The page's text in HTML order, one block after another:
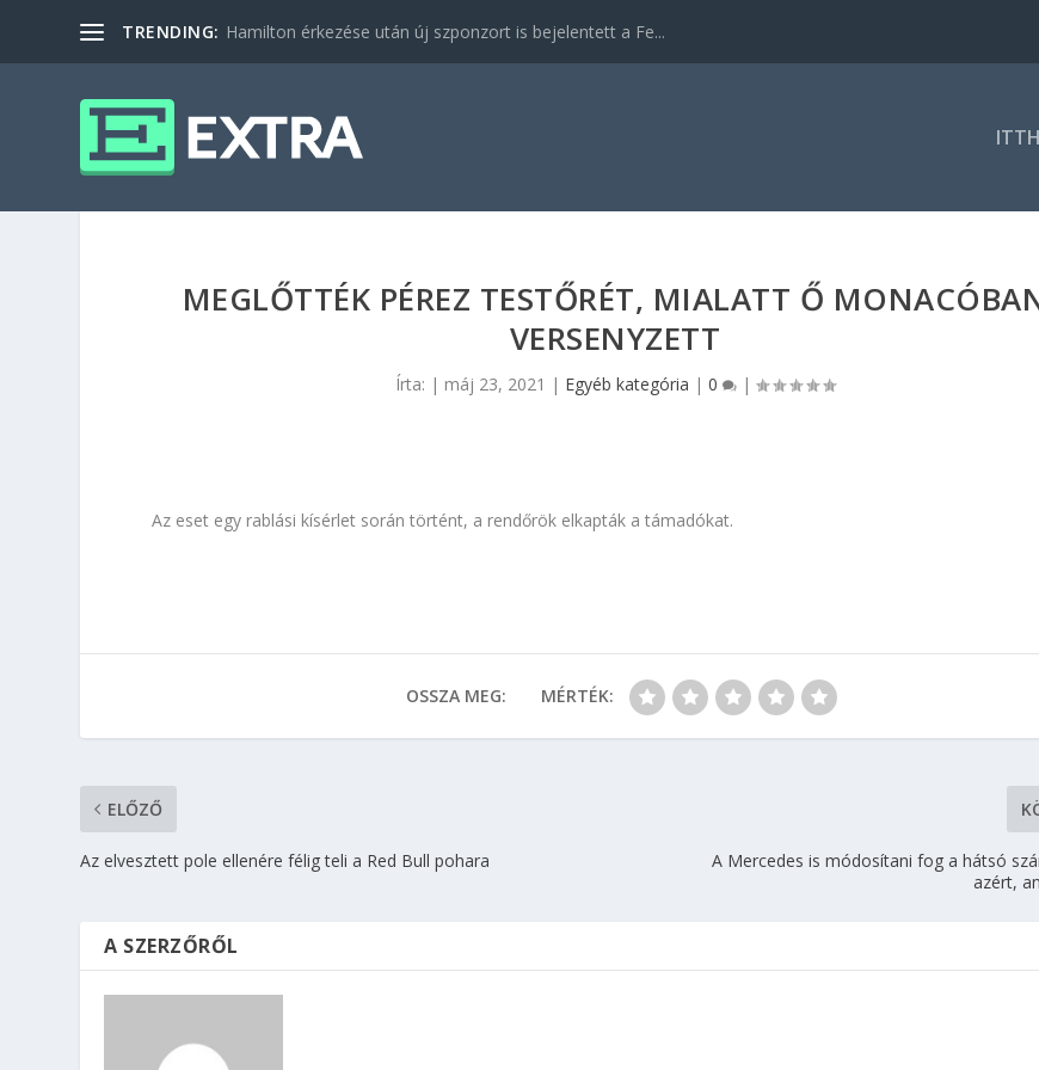
TRENDING: Hamilton érkezése után új szponzort is bejelentett a Fe...
MEGLŐTTÉK PÉREZ TESTŐRÉT, MIALATT Ő
VERSENYZETT
Írta: | máj 23, 2021 | Egyéb kategória | 0 |
Az eset egy rablási kísérlet során történt, a rendőrök elkapták a támadókat.
OSSZA MEG: MÉRTÉK:
ELŐZŐ
Az elvesztett pole ellenére félig teli a Red Bull pohara
A Mercedes is módosítani fog a hátsó
azért,
A SZERZŐRŐL